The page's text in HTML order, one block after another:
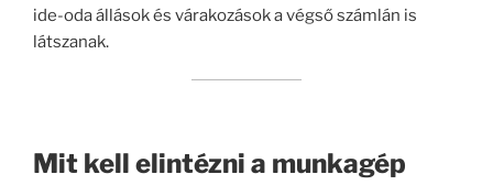
ide-oda állások és várakozások a végső számlán is
látszanak.
Mit kell elintézni a munkagép